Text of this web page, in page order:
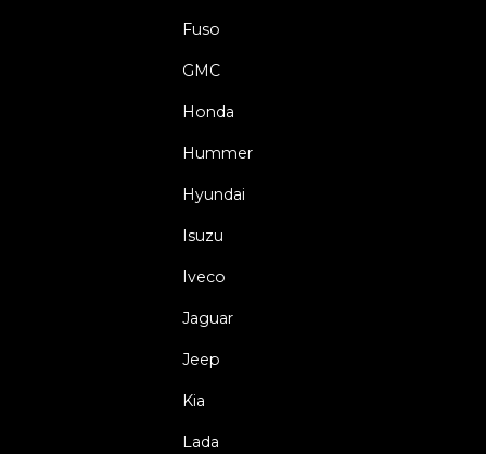
Fuso
GMC
Honda
Hummer
Hyundai
Isuzu
Iveco
Jaguar
Jeep
Kia
Lada